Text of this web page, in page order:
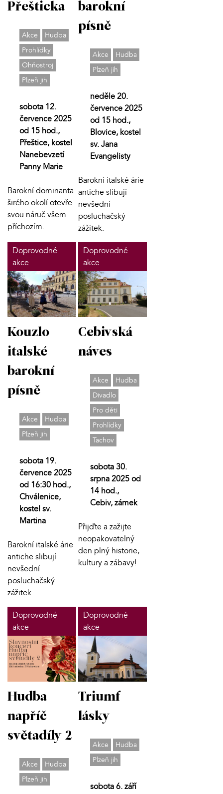
Přešticka
Akce
Hudba
Prohlídky
Ohňostroj
Plzeň jih
sobota 12.
července 2025
od 15 hod.,
Přeštice, kostel
Nanebevzetí
Panny Marie
Barokní dominanta
širého okolí otevře
svou náruč všem
příchozím.
barokní
písně
Akce
Hudba
Plzeň jih
neděle 20.
července 2025
od 15 hod.,
Blovice, kostel
sv. Jana
Evangelisty
Barokní italské árie
antiche slibují
nevšední
posluchačský
zážitek.
Doprovodné
akce
Kouzlo
italské
barokní
písně
Akce
Hudba
Plzeň jih
sobota 19.
července 2025
od 16:30 hod.,
Chválenice,
kostel sv.
Martina
Barokní italské árie
antiche slibují
nevšední
posluchačský
zážitek.
Doprovodné
akce
Cebivská
náves
Akce
Hudba
Divadlo
Pro děti
Prohlídky
Tachov
sobota 30.
srpna 2025 od
14 hod.,
Cebiv, zámek
Přijďte a zažijte
neopakovatelný
den plný historie,
kultury a zábavy!
Doprovodné
akce
Hudba
napříč
světadíly 2
Akce
Hudba
Plzeň jih
Doprovodné
akce
Triumf
lásky
Akce
Hudba
Plzeň jih
sobota 6. září